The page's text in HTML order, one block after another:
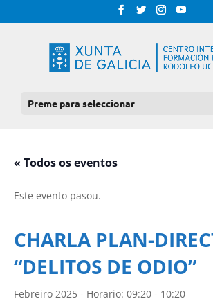
Preme para seleccionar
« Todos os eventos
Este evento pasou.
CHARLA PLAN-
“DELITOS DE ODIO”
Febreiro 2025 - Horario: 09:20 - 10:20